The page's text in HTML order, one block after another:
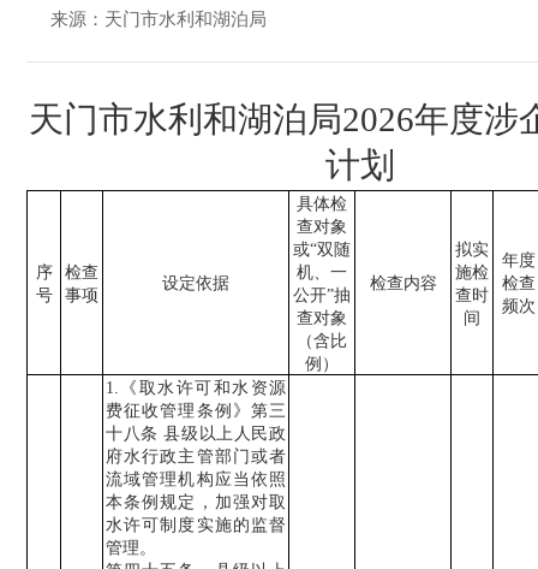
来源：天门市水利和湖泊局
天门市水利和湖泊局2026年度涉
计划
序
号
检查
事项
设定依据
具体检
查对象
或“双随
机、一
公开”抽
查对象
（含比
例）
检查内容
拟实
施检
查时
间
年度
检查
频次
1. 《 取水许可和水资源
费征收管理条例》第三
十八条 县级以上人民政
府水行政主管部门或者
流域管理机构应当依照
本条例规定，加强对取
水许可制度实施的监督
管理。